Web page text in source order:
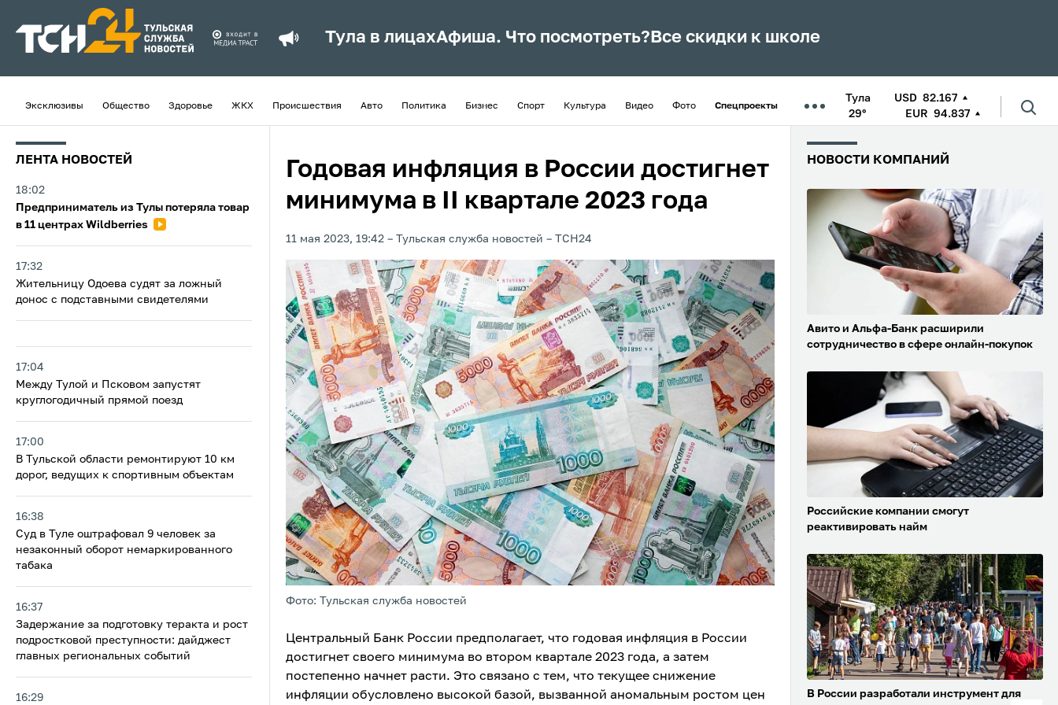
Тула в лицахАфиша. Что посмотреть? Все скидки к школе
Эксклюзивы Общество Здоровье ЖКХ Происшествия Авто Политика Бизнес Спорт Культура Видео Фото Спецпроекты
Тула
29°
USD 82.167
EUR 94.837
ЛЕНТА НОВОСТЕЙ
18:02
Предприниматель из Тулы потеряла товар
в 11 центрах Wildberries
17:32
Жительницу Одоева судят за ложный
донос с подставными свидетелями
17:04
Между Тулой и Псковом запустят
круглогодичный прямой поезд
17:00
В Тульской области ремонтируют 10 км
дорог, ведущих к спортивным объектам
16:38
Суд в Туле оштрафовал 9 человек за
незаконный оборот немаркированного
табака
16:37
Задержание за подготовку теракта и рост
подростковой преступности: дайджест
главных региональных событий
16:29
Годовая инфляция в России достигнет
минимума в II квартале 2023 года
11 мая 2023, 19:42 Тульская служба новостей ТСН24
Фото: Тульская служба новостей
Центральный Банк России предполагает, что годовая инфляция в России
достигнет своего минимума во втором квартале 2023 года, а затем
постепенно начнет расти. Это связано с тем, что текущее снижение
инфляции обусловлено высокой базой, вызванной аномальным ростом цен
НОВОСТИ КОМПАНИЙ
Авито и Альфа-Банк расширили
сотрудничество в сфере онлайн-покупок
Российские компании смогут
реактивировать найм
В России разработали инструмент для